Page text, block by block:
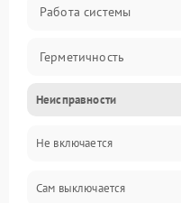
Работа системы
Герметичность
Механика
Неисправности
Не включается
Сам выключается